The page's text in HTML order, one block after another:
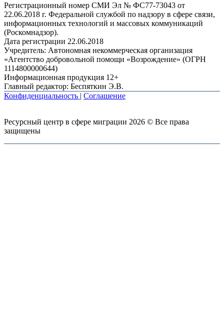
Регистрационный номер СМИ Эл № ФС77-73043 от
22.06.2018 г. Федеральной службой по надзору в сфере связи,
информационных технологий и массовых коммуникаций
(Роскомнадзор).
Дата регистрации 22.06.2018
Учредитель: Автономная некоммерческая организация
«Агентство добровольной помощи «Возрождение» (ОГРН
1114800000644)
Информационная продукция 12+
Главный редактор: Беспяткин Э.В.
Конфиденциальность | Соглашение
Ресурсный центр в сфере миграции 2026 © Все права
защищены